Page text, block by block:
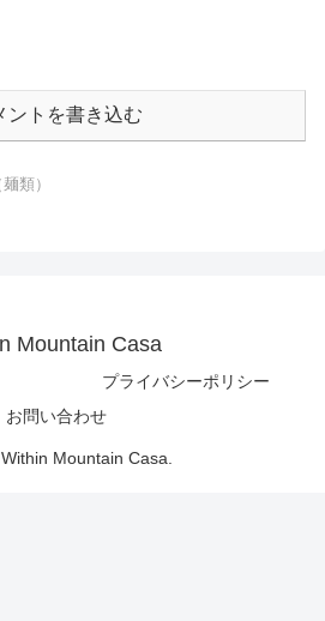
ントを書き込む
類）
Mountain Casa
プライバシーポリシー
お問い合わせ
Mountain Casa.